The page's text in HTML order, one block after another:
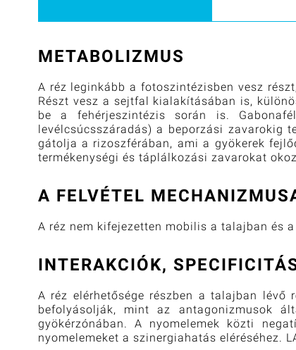
METABOLIZMUS
A réz leginkább a fotoszintézisben vesz
Részt vesz a sejtfal kialakításában is,
be a fehérjeszintézis során is.
levélcsúcsszáradás) a beporzási zavarokig
gátolja a rizoszférában, ami a gyökerek
termékenységi és táplálkozási zavarokat
A FELVÉTEL
A réz nem kifejezetten mobilis a talajban és
INTERAKCIÓK,
A réz elérhetősége részben a talajban
befolyásolják, mint az antagonizmusok
gyökérzónában. A nyomelemek közti
nyomelemeket a szinergiahatás eléréséhez.